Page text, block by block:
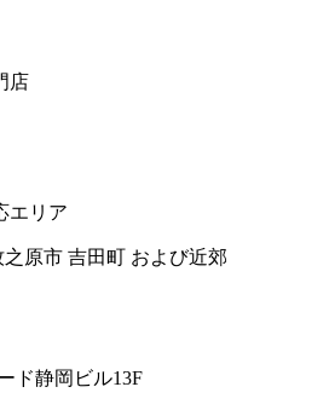
店
エリア
原市 吉田町 および近郊
ド静岡ビル13F